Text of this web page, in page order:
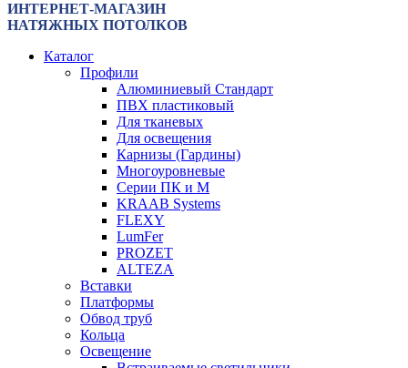
ИНТЕРНЕТ-МАГАЗИН
НАТЯЖНЫХ ПОТОЛКОВ
Каталог
Профили
Алюминиевый Стандарт
ПВХ пластиковый
Для тканевых
Для освещения
Карнизы (Гардины)
Многоуровневые
Серии ПК и М
KRAAB Systems
FLEXY
LumFer
PROZET
ALTEZA
Вставки
Платформы
Обвод труб
Кольца
Освещение